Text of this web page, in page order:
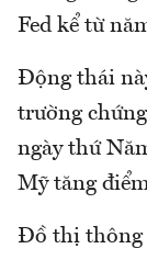
Fed kể từ
Động thái
trường
ngày thứ
Mỹ tăng
Đồ thị thông